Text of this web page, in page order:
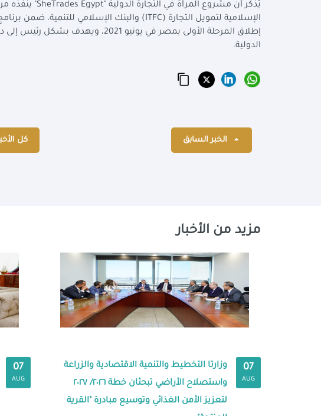
يُذكر أن مشروع المرأة في التجارة الدولية " SheTrades Egypt " ينفذه
الإسلامية لتمويل التجارة (ITFC) والبنك الإسلامي للتنمية، ضمن
إطلاق المرحلة الأولى بمصر في يونيو
الدولية.
الخبر السابق كل
مزيد من الأخبار
07
AUG
وزارتا التخطيط والتنمية الاقتصادية والزراعة
واستصلاح الأراضي تبحثان خطة ٢٠٢٦/ ٢٠٢٧
لتعزيز الأمن الغذائي وتوسيع مبادرة "القرية
07
AUG